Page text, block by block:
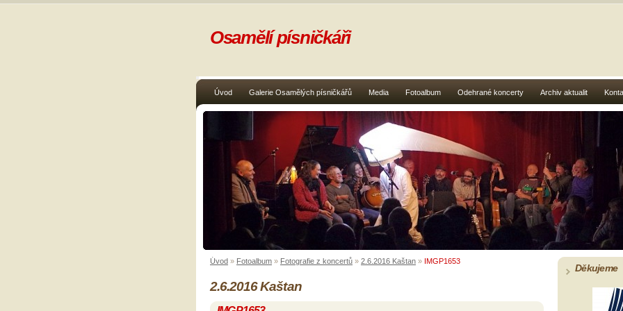
Úvod Galerie Osamělých písničkářů Media Fotoalbum Odehrané koncerty Archiv aktualit
Osamělí písničkáři
Úvod » Fotoalbum » Fotografie z koncertů » 2.6.2016 Kaštan » IMGP1653
2.6.2016 Kaštan
Děkujeme